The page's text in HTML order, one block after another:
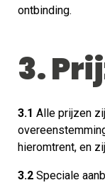
ontbinding.
3.
3.1 Alle prijzen
hieromtrent, en
3.2 Speciale